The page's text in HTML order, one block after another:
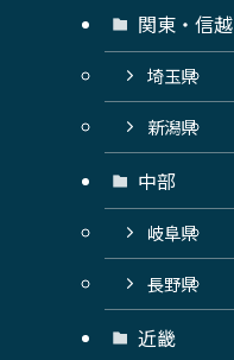
関東・信越
埼玉県
新潟県
中部
岐阜県
長野県
近畿